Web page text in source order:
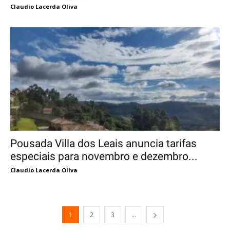
Claudio Lacerda Oliva
Pousada Villa dos Leais anuncia tarifas
especiais para novembro e dezembro...
Claudio Lacerda Oliva
1 2 3 ...